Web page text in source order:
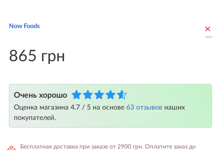
Now Foods
865 грн
Очень хорошо
Оценка магазина 4.7 / 5 на основе 63 отзывов наших
покупателей.
Бесплатная доставка при заказе от 2900 грн. Оплатите заказ до